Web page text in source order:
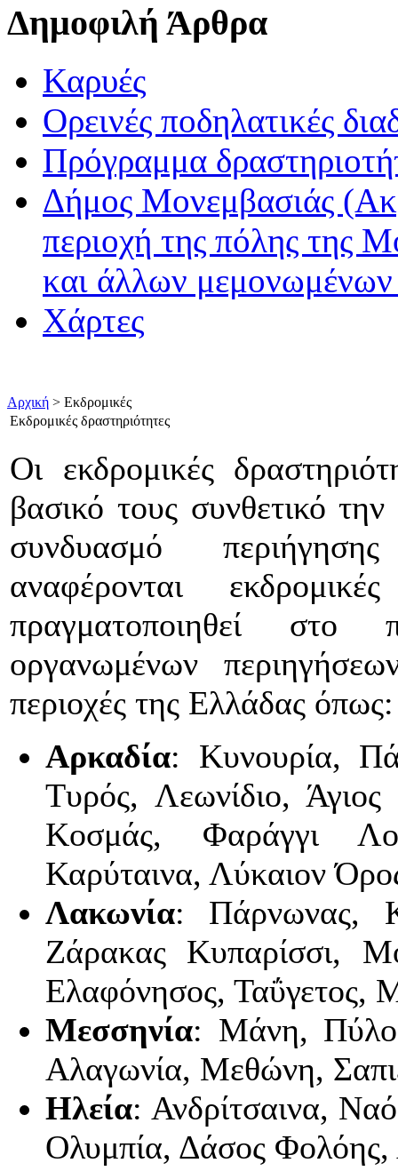
Δημοφιλή Άρθρα
Καρυές
Ορεινές ποδηλατικές
Πρόγραμμα
Δήμος Μονεμβασιάς
περιοχή της πόλης της
και άλλων
Χάρτες
Αρχική > Εκδρομικές
Εκδρομικές δραστηριότητες
Οι εκδρομικές
βασικό τους συνθετικό
συνδυασμό
αναφέρονται
πραγματοποιηθεί
οργανωμένων
περιοχές της Ελλάδας όπως:
Αρκαδία: Κυνουρία,
Τυρός, Λεωνίδιο,
Κοσμάς, Φαράγγι
Καρύταινα, Λύκαιον
Λακωνία: Πάρνωνας,
Ζάρακας Κυπαρίσσι,
Ελαφόνησος, Ταΰγετος,
Μεσσηνία: Μάνη,
Αλαγωνία, Μεθώνη,
Ηλεία: Ανδρίτσαινα,
Ολυμπία, Δάσος